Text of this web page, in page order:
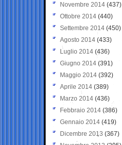
Novembre 2014 (437)
Ottobre 2014 (440)
Settembre 2014 (450)
Agosto 2014 (433)
Luglio 2014 (436)
Giugno 2014 (391)
Maggio 2014 (392)
Aprile 2014 (389)
Marzo 2014 (436)
Febbraio 2014 (386)
Gennaio 2014 (419)
Dicembre 2013 (367)